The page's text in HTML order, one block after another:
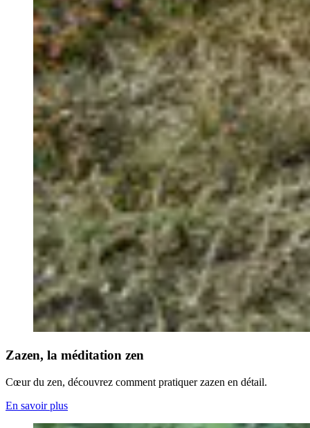
Zazen, la méditation zen
Cœur du zen, découvrez comment pratiquer zazen en détail.
En savoir plus